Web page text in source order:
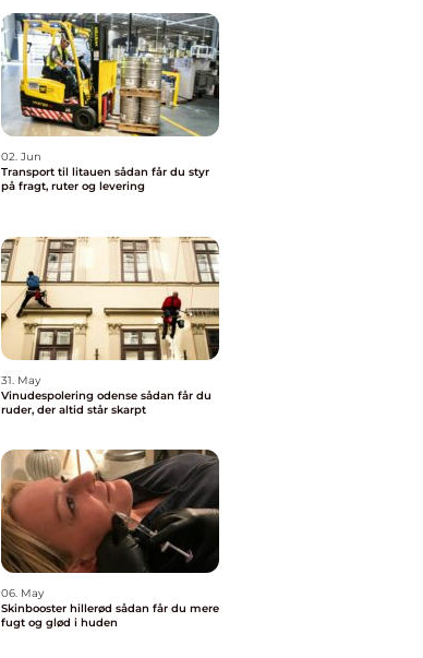
02. Jun
Transport til litauen sådan får du styr
på fragt, ruter og levering
31. May
Vinudespolering odense sådan får du
ruder, der altid står skarpt
06. May
Skinbooster hillerød sådan får du mere
fugt og glød i huden